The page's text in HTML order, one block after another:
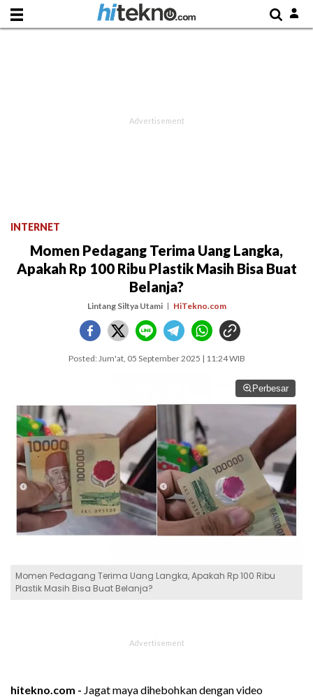
INTERNET
Momen Pedagang Terima Uang Langka,
Apakah Rp 100 Ribu Plastik Masih Bisa Buat
Belanja?
Lintang Siltya Utami HiTekno.com
Posted: Jum'at, 05 September 2025 | 11:24 WIB
Perbesar
Momen Pedagang Terima Uang Langka, Apakah Rp 100 Ribu
Plastik Masih Bisa Buat Belanja?
hitekno.com - Jagat maya dihebohkan dengan video